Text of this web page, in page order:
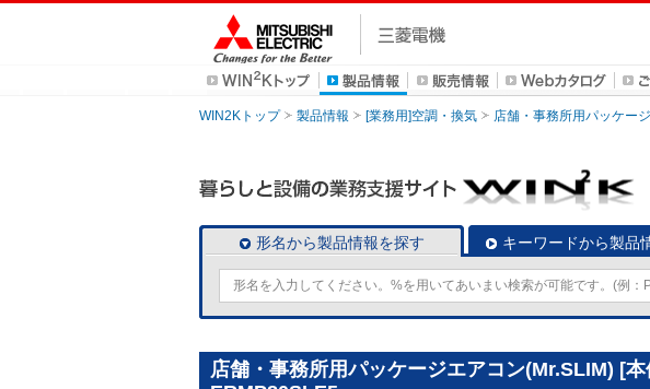
WIN2Kトップ 製品情報 [業務用]空調・換気 店舗・事務所用パッケー
形名から製品情報を探す キーワードから製品
店舗・事務所用パッケージエアコン(Mr.SLIM) [